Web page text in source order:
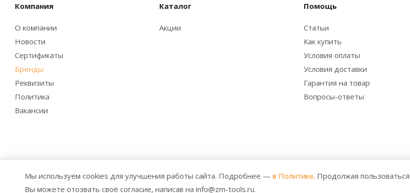
Компания
О компании
Новости
Сертификаты
Бренды
Реквизиты
Политика
Вакансии
Каталог
Акции
Помощь
Статьи
Как купить
Условия оплаты
Условия доставки
Гарантия на товар
Вопросы-ответы
2026 © Заубер Машинери - Обеспечивая превосходство. Все права защищены. Любое использование либо
элементов дизайна и оформления допускается лишь с разрешения правообладателя и только со ссылкой
Мы используем cookies для улучшения работы сайта. Подробнее — в Политике. Продолжая
Вы можете отозвать своё согласие, написав на info@zm-tools.ru.